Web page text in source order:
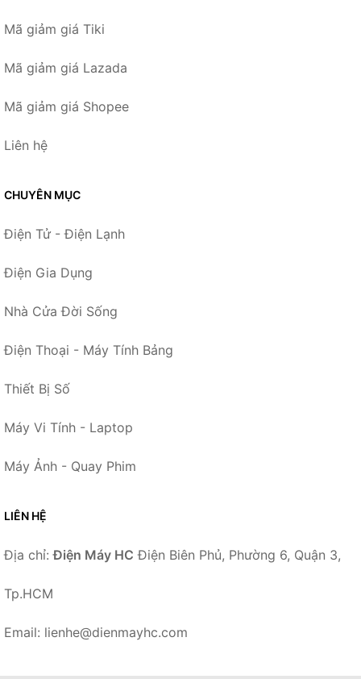
Mã giảm giá Tiki
Mã giảm giá Lazada
Mã giảm giá Shopee
Liên hệ
CHUYÊN MỤC
Điện Tử - Điện Lạnh
Điện Gia Dụng
Nhà Cửa Đời Sống
Điện Thoại - Máy Tính Bảng
Thiết Bị Số
Máy Vi Tính - Laptop
Máy Ảnh - Quay Phim
LIÊN HỆ
Địa chỉ:Điện Máy HC Điện Biên Phủ, Phường 6, Quận 3,
Tp.HCM
Email: lienhe@dienmayhc.com